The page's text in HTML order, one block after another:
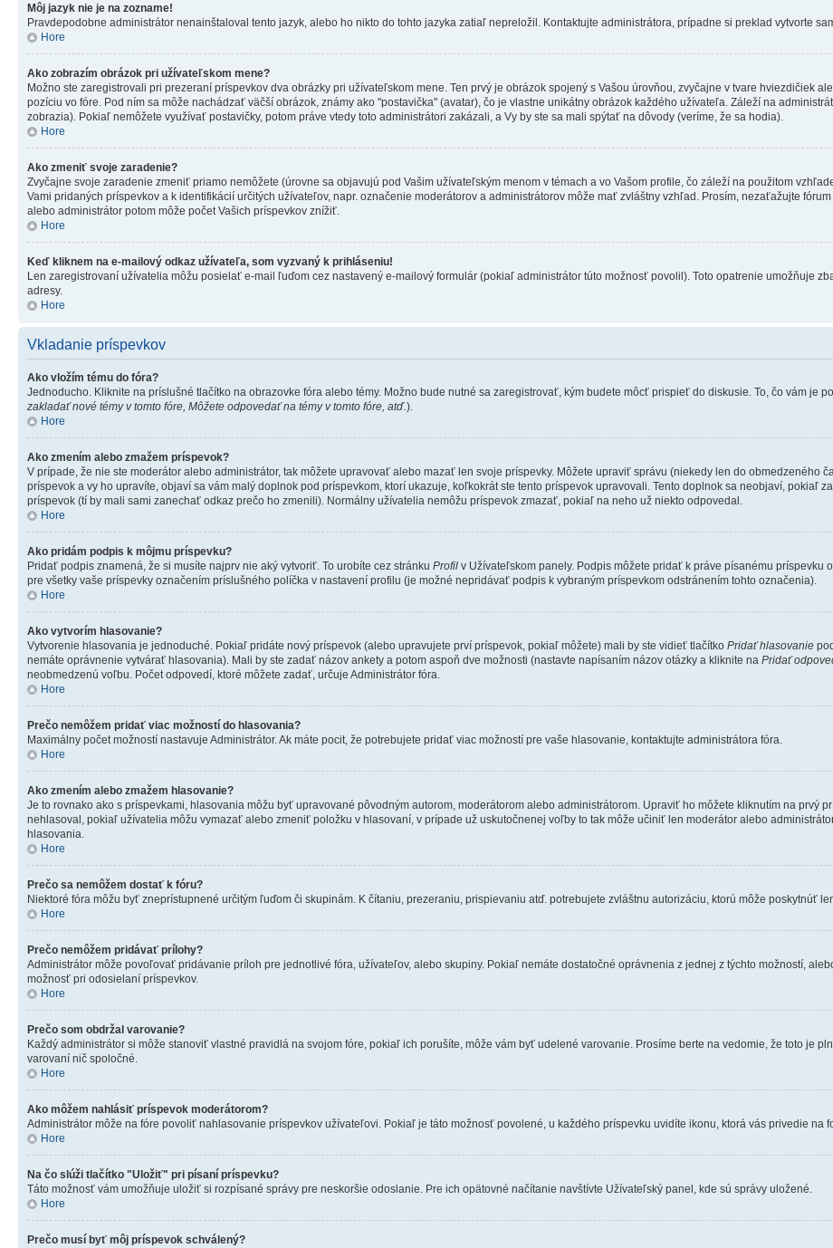
Môj jazyk nie je na zozname!
Pravdepodobne administrátor nenainštaloval tento jazyk, alebo ho nikto do tohto jazyka zatiaľ nepreložil. Kontaktujte administrátora, prípadne si preklad vytvorte
Hore
Ako zobrazím obrázok pri užívateľskom mene?
Možno ste zaregistrovali pri prezeraní príspevkov dva obrázky pri užívateľskom mene. Ten prvý je obrázok spojený s Vašou úrovňou, zvyčajne v tvare hviezdičiek
pozíciu vo fóre. Pod ním sa môže nachádzať väčší obrázok, známy ako "postavička" (avatar), čo je vlastne unikátny obrázok každého užívateľa. Záleží na
zobrazia). Pokiaľ nemôžete využívať postavičky, potom práve vtedy toto administrátori zakázali, a Vy by ste sa mali spýtať na dôvody (veríme, že sa hodia).
Hore
Ako zmeniť svoje zaradenie?
Zvyčajne svoje zaradenie zmeniť priamo nemôžete (úrovne sa objavujú pod Vašim užívateľským menom v témach a vo Vašom profile, čo záleží na použitom
Vami pridaných príspevkov a k identifikácií určitých užívateľov, napr. označenie moderátorov a administrátorov môže mať zvláštny vzhľad. Prosím, nezaťažujte
alebo administrátor potom môže počet Vašich príspevkov znížiť.
Hore
Keď kliknem na e-mailový odkaz užívateľa, som vyzvaný k prihláseniu!
Len zaregistrovaní užívatelia môžu posielať e-mail ľuďom cez nastavený e-mailový formulár (pokiaľ administrátor túto možnosť povolil). Toto opatrenie umožňuje
adresy.
Hore
Vkladanie príspevkov
Ako vložím tému do fóra?
Jednoducho. Kliknite na príslušné tlačítko na obrazovke fóra alebo témy. Možno bude nutné sa zaregistrovať, kým budete môcť prispieť do diskusie. To, čo vám je
zakladať nové témy v tomto fóre, Môžete odpovedať na témy v tomto fóre, atď.).
Hore
Ako zmením alebo zmažem príspevok?
V prípade, že nie ste moderátor alebo administrátor, tak môžete upravovať alebo mazať len svoje príspevky. Môžete upraviť správu (niekedy len do obmedzeného
príspevok a vy ho upravíte, objaví sa vám malý doplnok pod príspevkom, ktorí ukazuje, koľkokrát ste tento príspevok upravovali. Tento doplnok sa neobjaví, pokiaľ
príspevok (tí by mali sami zanechať odkaz prečo ho zmenili). Normálny užívatelia nemôžu príspevok zmazať, pokiaľ na neho už niekto odpovedal.
Hore
Ako pridám podpis k môjmu príspevku?
Pridať podpis znamená, že si musíte najprv nie aký vytvoriť. To urobíte cez stránku Profil v Užívateľskom panely. Podpis môžete pridať k práve písanému príspevku
pre všetky vaše príspevky označením príslušného políčka v nastavení profilu (je možné nepridávať podpis k vybraným príspevkom odstránením tohto označenia).
Hore
Ako vytvorím hlasovanie?
Vytvorenie hlasovania je jednoduché. Pokiaľ pridáte nový príspevok (alebo upravujete prví príspevok, pokiaľ môžete) mali by ste vidieť tlačítko Pridať hlasovanie
nemáte oprávnenie vytvárať hlasovania). Mali by ste zadať názov ankety a potom aspoň dve možnosti (nastavte napísaním názov otázky a kliknite na Pridať
neobmedzenú voľbu. Počet odpovedí, ktoré môžete zadať, určuje Administrátor fóra.
Hore
Prečo nemôžem pridať viac možností do hlasovania?
Maximálny počet možností nastavuje Administrátor. Ak máte pocit, že potrebujete pridať viac možností pre vaše hlasovanie, kontaktujte administrátora fóra.
Hore
Ako zmením alebo zmažem hlasovanie?
Je to rovnako ako s príspevkami, hlasovania môžu byť upravované pôvodným autorom, moderátorom alebo administrátorom. Upraviť ho môžete kliknutím na prvý
nehlasoval, pokiaľ užívatelia môžu vymazať alebo zmeniť položku v hlasovaní, v prípade už uskutočnenej voľby to tak môže učiniť len moderátor alebo
hlasovania.
Hore
Prečo sa nemôžem dostať k fóru?
Niektoré fóra môžu byť zneprístupnené určitým ľuďom či skupinám. K čítaniu, prezeraniu, prispievaniu atď. potrebujete zvláštnu autorizáciu, ktorú môže poskytnúť
Hore
Prečo nemôžem pridávať prílohy?
Administrátor môže povoľovať pridávanie príloh pre jednotlivé fóra, užívateľov, alebo skupiny. Pokiaľ nemáte dostatočné oprávnenia z jednej z týchto možností,
možnosť pri odosielaní príspevkov.
Hore
Prečo som obdržal varovanie?
Každý administrátor si môže stanoviť vlastné pravidlá na svojom fóre, pokiaľ ich porušíte, môže vám byť udelené varovanie. Prosíme berte na vedomie, že toto je
varovaní nič spoločné.
Hore
Ako môžem nahlásiť príspevok moderátorom?
Administrátor môže na fóre povoliť nahlasovanie príspevkov užívateľovi. Pokiaľ je táto možnosť povolené, u každého príspevku uvidíte ikonu, ktorá vás privedie na
Hore
Na čo slúži tlačítko "Uložiť" pri písaní príspevku?
Táto možnosť vám umožňuje uložiť si rozpísané správy pre neskoršie odoslanie. Pre ich opätovné načítanie navštívte Užívateľský panel, kde sú správy uložené.
Hore
Prečo musí byť môj príspevok schválený?